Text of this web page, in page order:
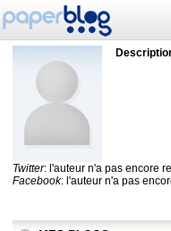
Twitter: l'auteur n'a pas encore
Facebook: l'auteur n'a pas